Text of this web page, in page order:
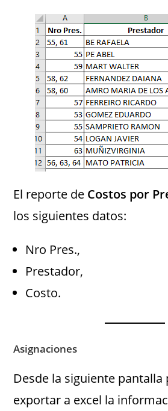
El reporte de Costos por
los siguientes datos:
Nro Pres.,
Prestador,
Costo.
Asignaciones
Desde la siguiente pantalla
exportar a excel la